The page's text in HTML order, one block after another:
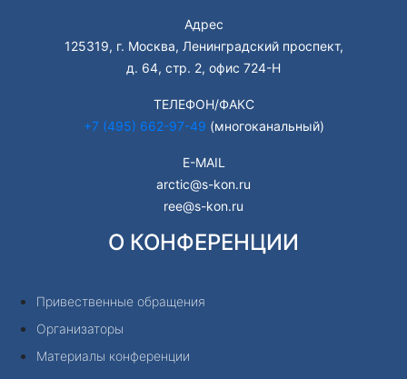
Адрес
125319, г. Москва, Ленинградский проспект,
д. 64, стр. 2, офис 724-Н
ТЕЛЕФОН/ФАКС
+7 (495) 662-97-49 (многоканальный)
E-MAIL
arctic@s-kon.ru
ree@s-kon.ru
О КОНФЕРЕНЦИИ
Привественные обращения
Организаторы
Материалы конференции